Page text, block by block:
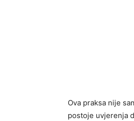
Ova praksa nije
postoje uvjerenja